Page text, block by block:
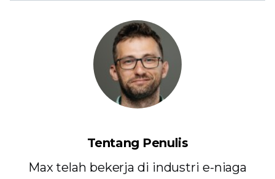
Tentang Penulis
Max telah bekerja di industri e-niaga